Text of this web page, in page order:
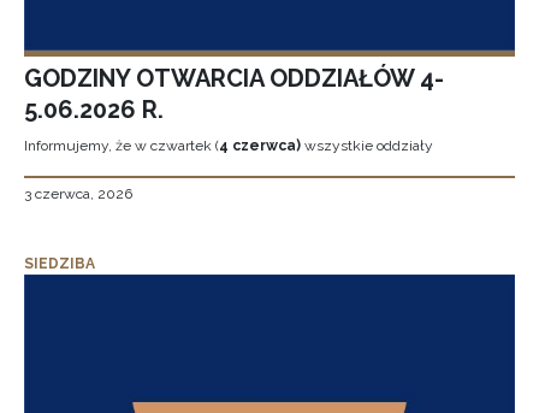
GODZINY OTWARCIA ODDZIAŁÓW 4-
5.06.2026 R.
Informujemy, że w czwartek (4 czerwca) wszystkie oddziały
3 czerwca, 2026
SIEDZIBA